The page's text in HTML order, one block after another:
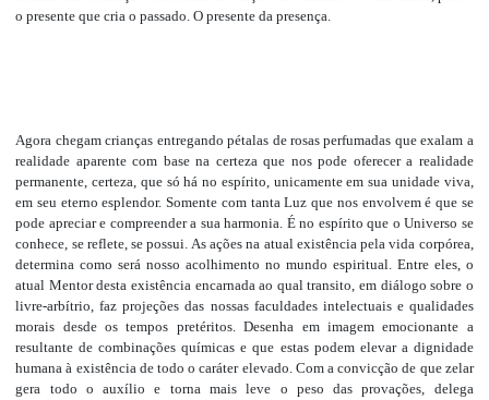
o presente que cria o passado. O presente da presença.
Agora chegam crianças entregando pétalas de rosas perfumadas que exalam a
realidade aparente com base na certeza que nos pode oferecer a realidade
permanente, certeza, que só há no espírito, unicamente em sua unidade viva,
em seu eterno esplendor. Somente com tanta Luz que nos envolvem é que se
pode apreciar e compreender a sua harmonia. É no espírito que o Universo se
conhece, se reflete, se possui. As ações na atual existência pela vida corpórea,
determina como será nosso acolhimento no mundo espiritual. Entre eles, o
atual Mentor desta existência encarnada ao qual transito, em diálogo sobre o
livre-arbítrio, faz projeções das nossas faculdades intelectuais e qualidades
morais desde os tempos pretéritos. Desenha em imagem emocionante a
resultante de combinações químicas e que estas podem elevar a dignidade
humana à existência de todo o caráter elevado. Com a convicção de que zelar
gera todo o auxílio e torna mais leve o peso das provações, delega